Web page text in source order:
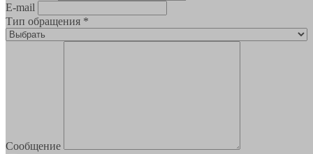
E-mail
Тип обращения *
Сообщение